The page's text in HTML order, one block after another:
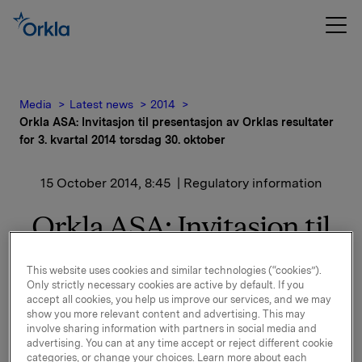
Media Latest news
2014
Orkla ASA: Invitasjon til presentasjon av Orklas resultater
for 3. kvartal 2014 torsdag 30. oktober
15 October 2014, 8:45 | Regulatory information
Orkla ASA: Invitasjon til
presentasjon av Orklas
resultater for 3. kvartal
2014 torsdag 30. oktober
This website uses cookies and similar technologies (“cookies”).
Only strictly necessary cookies are active by default. If you
accept all cookies, you help us improve our services, and we may
show you more relevant content and advertising. This may
involve sharing information with partners in social media and
advertising. You can at any time accept or reject different cookie
categories, or change your choices. Learn more about each